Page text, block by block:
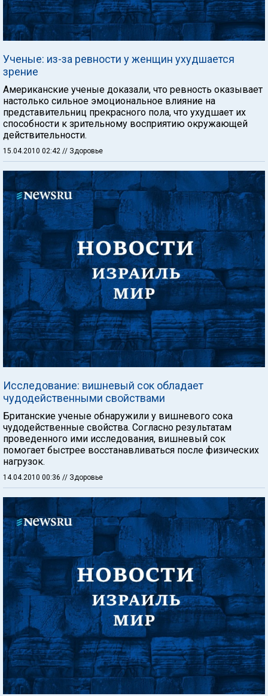
Ученые: из-за ревности у женщин ухудшается
зрение
Американские ученые доказали, что ревность оказывает
настолько сильное эмоциональное влияние на
представительниц прекрасного пола, что ухудшает их
способности к зрительному восприятию окружающей
действительности.
15.04.2010 02:42 // Здоровье
Исследование: вишневый сок обладает
чудодейственными свойствами
Британские ученые обнаружили у вишневого сока
чудодейственные свойства. Согласно результатам
проведенного ими исследования, вишневый сок
помогает быстрее восстанавливаться после физических
нагрузок.
14.04.2010 00:36 // Здоровье